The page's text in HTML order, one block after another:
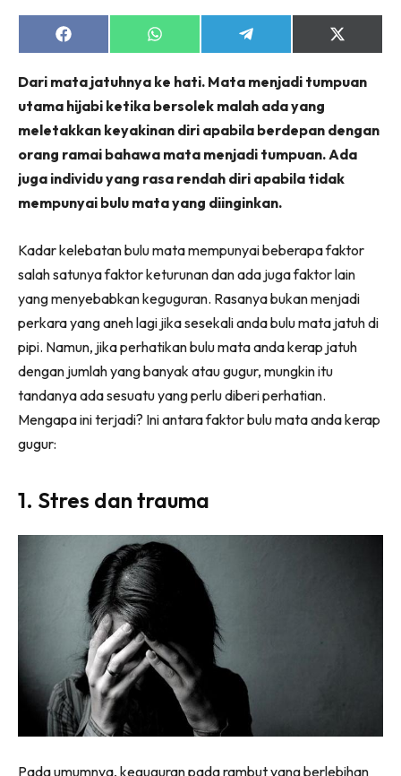
Share
on
Share
on
Share
on
Share
on
(Twitter)
Dari mata jatuhnya ke hati. Mata menjadi tumpuan
utama hijabi ketika bersolek malah ada yang
meletakkan keyakinan diri apabila berdepan dengan
orang ramai bahawa mata menjadi tumpuan. Ada
juga individu yang rasa rendah diri apabila tidak
mempunyai bulu mata yang diinginkan.
Kadar kelebatan bulu mata mempunyai beberapa faktor
salah satunya faktor keturunan dan ada juga faktor lain
yang menyebabkan keguguran. Rasanya bukan menjadi
perkara yang aneh lagi jika sesekali anda bulu mata jatuh di
pipi. Namun, jika perhatikan bulu mata anda kerap jatuh
dengan jumlah yang banyak atau gugur, mungkin itu
tandanya ada sesuatu yang perlu diberi perhatian.
Mengapa ini terjadi? Ini antara faktor bulu mata anda kerap
gugur:
1. Stres dan trauma
Pada umumnya, keguguran pada rambut yang berlebihan